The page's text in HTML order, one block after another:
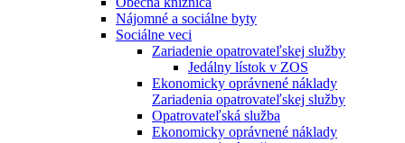
Nájomné a sociálne byty
Sociálne veci
Zariadenie opatrovateľskej služby
Jedálny lístok v ZOS
Ekonomicky oprávnené náklady
Zariadenia opatrovateľskej služby
Opatrovateľská služba
Ekonomicky oprávnené náklady